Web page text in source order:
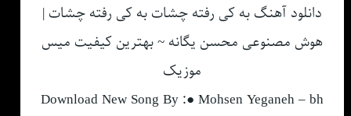
دانلود آهنگ به کی رفته چشات به کی رفته چشات |
هوش مصنوعی محسن یگانه ~ بهترین کیفیت میس
موزیک
Download New Song By :● Mohsen Yeganeh – bh